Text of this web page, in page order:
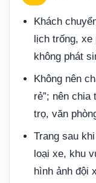
Khách
lịch trống, xe
không phát
Không nên
rẻ”; nên chia
trọ, văn
Trang sau
loại xe, khu
hình ảnh đội